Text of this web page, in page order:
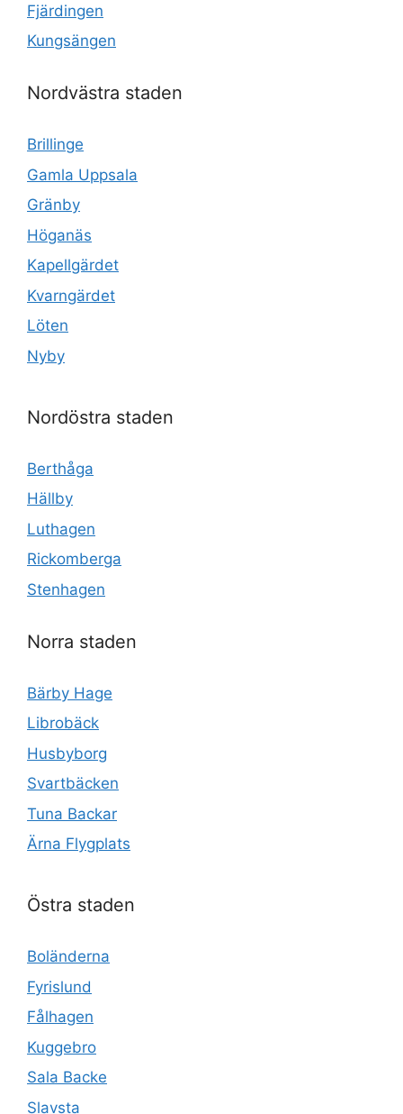
Fjärdingen
Kungsängen
Nordvästra staden
Brillinge
Gamla Uppsala
Gränby
Höganäs
Kapellgärdet
Kvarngärdet
Löten
Nyby
Nordöstra staden
Berthåga
Hällby
Luthagen
Rickomberga
Stenhagen
Norra staden
Bärby Hage
Librobäck
Husbyborg
Svartbäcken
Tuna Backar
Ärna Flygplats
Östra staden
Boländerna
Fyrislund
Fålhagen
Kuggebro
Sala Backe
Slavsta